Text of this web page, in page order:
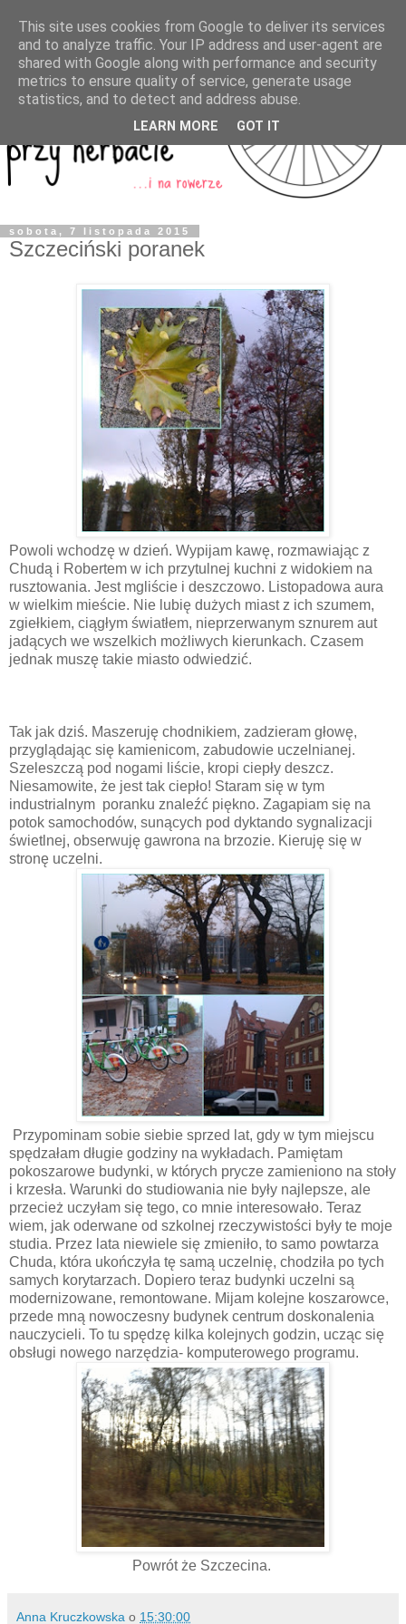
sobota, 7 listopada 2015
Szczeciński poranek
Powoli wchodzę w dzień. Wypijam kawę, rozmawiając z
Chudą i Robertem w ich przytulnej kuchni z widokiem na
rusztowania. Jest mgliście i deszczowo. Listopadowa aura
w wielkim mieście. Nie lubię dużych miast z ich szumem,
zgiełkiem, ciągłym światłem, nieprzerwanym sznurem aut
jadących we wszelkich możliwych kierunkach. Czasem
jednak muszę takie miasto odwiedzić.
Tak jak dziś. Maszeruję chodnikiem, zadzieram głowę,
przyglądając się kamienicom, zabudowie uczelnianej.
Szeleszczą pod nogami liście, kropi ciepły deszcz.
Niesamowite, że jest tak ciepło! Staram się w tym
industrialnym poranku znaleźć piękno. Zagapiam się na
potok samochodów, sunących pod dyktando sygnalizacji
świetlnej, obserwuję gawrona na brzozie. Kieruję się w
stronę uczelni.
Przypominam sobie siebie sprzed lat, gdy w tym miejscu
spędzałam długie godziny na wykładach. Pamiętam
pokoszarowe budynki, w których prycze zamieniono na stoły
i krzesła. Warunki do studiowania nie były najlepsze, ale
przecież uczyłam się tego, co mnie interesowało. Teraz
wiem, jak oderwane od szkolnej rzeczywistości były te moje
studia. Przez lata niewiele się zmieniło, to samo powtarza
Chuda, która ukończyła tę samą uczelnię, chodziła po tych
samych korytarzach. Dopiero teraz budynki uczelni są
modernizowane, remontowane. Mijam kolejne koszarowce,
przede mną nowoczesny budynek centrum doskonalenia
nauczycieli. To tu spędzę kilka kolejnych godzin, ucząc się
obsługi nowego narzędzia- komputerowego programu.
Powrót że Szczecina.
Anna Kruczkowska o 15:30:00
This site uses cookies from Google to deliver its services
and to analyze traffic. Your IP address and user-agent are
shared with Google along with performance and security
metrics to ensure quality of service, generate usage
statistics, and to detect and address abuse.
LEARN MORE GOT IT